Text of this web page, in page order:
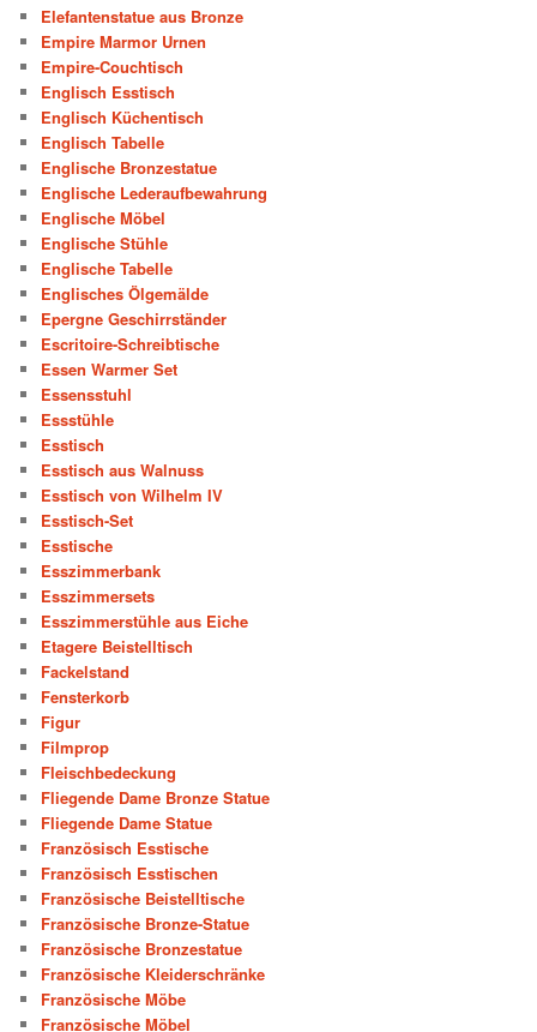
Elefantenstatue aus Bronze
Empire Marmor Urnen
Empire-Couchtisch
Englisch Esstisch
Englisch Küchentisch
Englisch Tabelle
Englische Bronzestatue
Englische Lederaufbewahrung
Englische Möbel
Englische Stühle
Englische Tabelle
Englisches Ölgemälde
Epergne Geschirrständer
Escritoire-Schreibtische
Essen Warmer Set
Essensstuhl
Essstühle
Esstisch
Esstisch aus Walnuss
Esstisch von Wilhelm IV
Esstisch-Set
Esstische
Esszimmerbank
Esszimmersets
Esszimmerstühle aus Eiche
Etagere Beistelltisch
Fackelstand
Fensterkorb
Figur
Filmprop
Fleischbedeckung
Fliegende Dame Bronze Statue
Fliegende Dame Statue
Französisch Esstische
Französisch Esstischen
Französische Beistelltische
Französische Bronze-Statue
Französische Bronzestatue
Französische Kleiderschränke
Französische Möbe
Französische Möbel